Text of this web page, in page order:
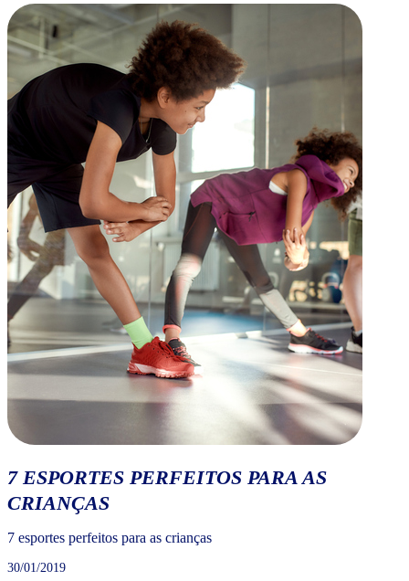
7 ESPORTES PERFEITOS PARA AS
CRIANÇAS
7 esportes perfeitos para as crianças
30/01/2019